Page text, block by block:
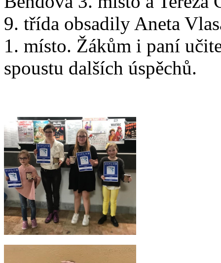
9. třída obsadily Aneta
1. místo. Žákům i paní
spoustu dalších úspěchů.